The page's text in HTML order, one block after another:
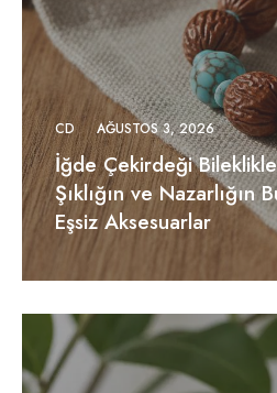
CD AĞUSTOS 3, 2026
İğde Çekirdeği
Şıklığın ve Nazarlığın
Eşsiz Aksesuarlar